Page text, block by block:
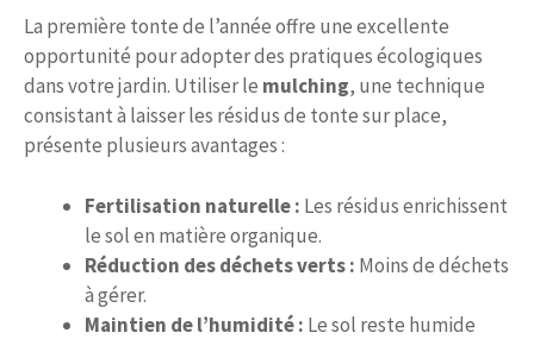
La première tonte de l’année offre une excellente
opportunité pour adopter des pratiques écologiques
dans votre jardin. Utiliser le mulching, une technique
consistant à laisser les résidus de tonte sur place,
présente plusieurs avantages :
Fertilisation naturelle : Les résidus enrichissent
le sol en matière organique.
Réduction des déchets verts : Moins de déchets
à gérer.
Maintien de l’humidité : Le sol reste humide